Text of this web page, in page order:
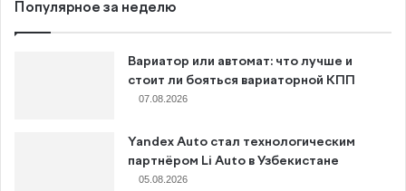
Популярное за неделю
Вариатор или автомат: что лучше и
стоит ли бояться вариаторной КПП
07.08.2026
Yandex Auto стал технологическим
партнёром Li Auto в Узбекистане
05.08.2026